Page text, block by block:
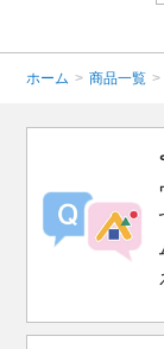
ホーム > 商品一覧 >